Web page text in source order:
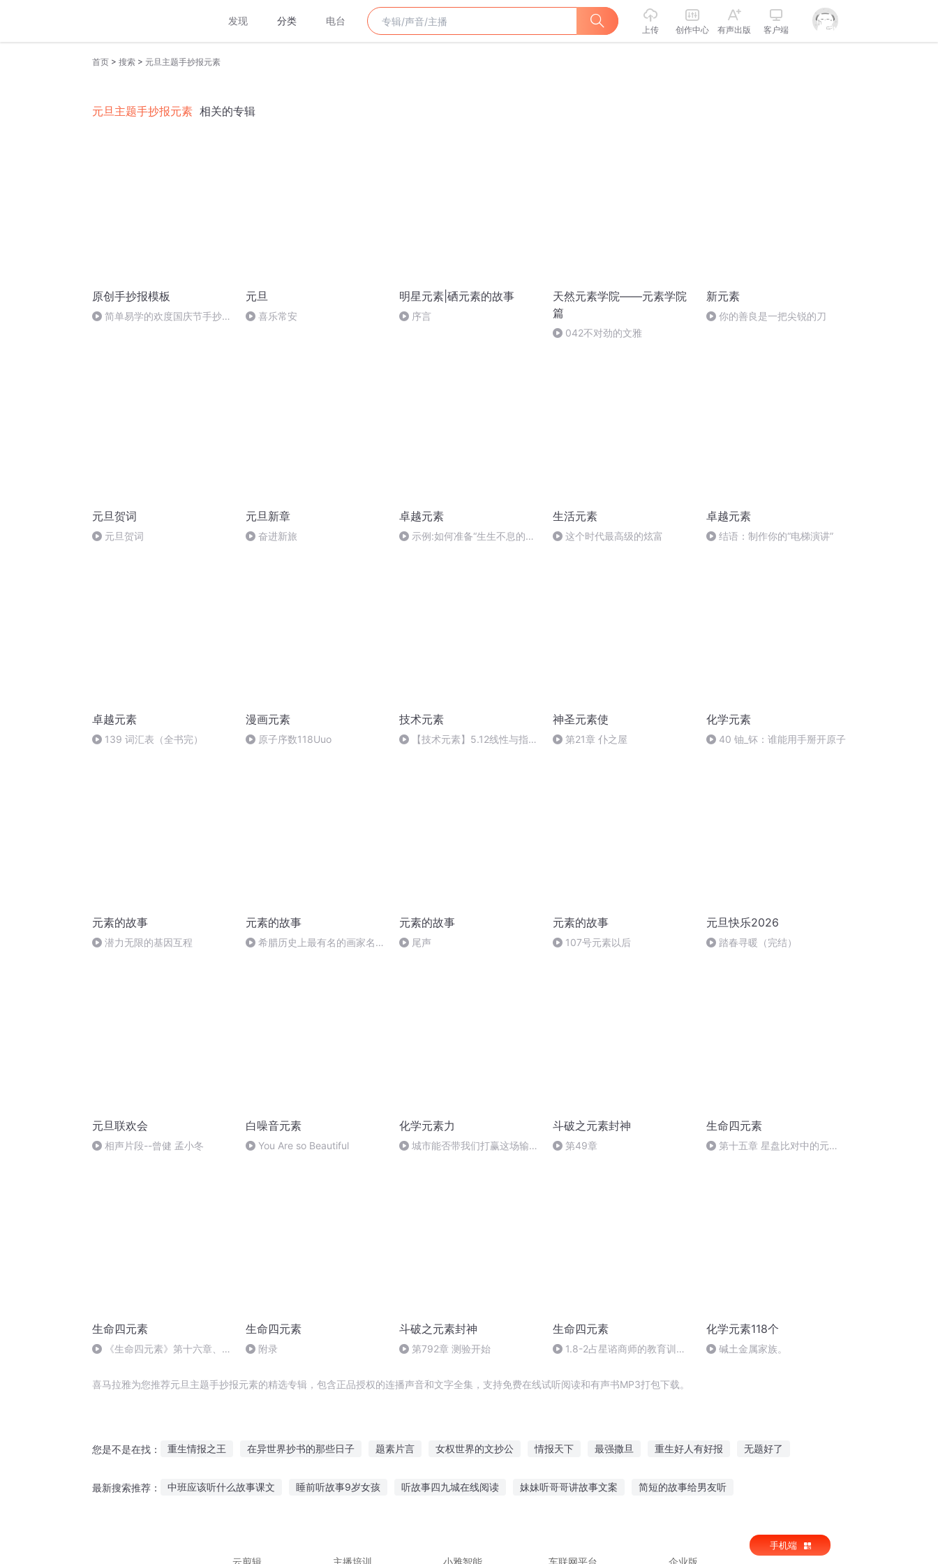
发现 分类 电台
上传 创作中心 有声出版 客户端
首页 > 搜索 > 元旦主题手抄报元素
元旦主题手抄报元素 相关的专辑
原创手抄报模板
简单易学的欢度国庆节手抄报
元旦
喜乐常安
明星元素|硒元素的故事
序言
天然元素学院——元素学院
篇
042不对劲的文雅
新元素
你的善良是一把尖锐的刀
元旦贺词
元旦贺词
元旦新章
奋进新旅
卓越元素
示例:如何准备“生生不息的企
生活元素
这个时代最高级的炫富
卓越元素
结语：制作你的“电梯演讲”
卓越元素
139 词汇表（全书完）
漫画元素
原子序数118Uuo
技术元素
【技术元素】5.12线性与指数
神圣元素使
第21章 仆之屋
化学元素
40 铀_钚：谁能用手掰开原子
元素的故事
潜力无限的基因互程
元素的故事
希腊历史上最有名的画家名叫
元素的故事
尾声
元素的故事
107号元素以后
元旦快乐2026
踏春寻暖（完结）
元旦联欢会
相声片段--曾健 孟小冬
白噪音元素
You Are so Beautiful
化学元素力
城市能否带我们打赢这场输不
斗破之元素封神
第49章
生命四元素
第十五章 星盘比对中的元素
生命四元素
《生命四元素》第十六章、附
生命四元素
附录
斗破之元素封神
第792章 测验开始
生命四元素
1.8-2占星谘商师的教育训练-
化学元素118个
碱土金属家族。
喜马拉雅为您推荐元旦主题手抄报元素的精选专辑，包含正品授权的连播声音和文字全集，支持免费在线试听阅读和有声书MP3打包下载。
您是不是在找： 重生情报之王 在异世界抄书的那些日子 题素片言 女权世界的文抄公 情报天下 最强撒旦 重生好人有好报 无题好了
最新搜索推荐： 中班应该听什么故事课文 睡前听故事9岁女孩 听故事四九城在线阅读 妹妹听哥哥讲故事文案 简短的故事给男友听
云剪辑
主播培训 小雅智能 车联网平台 企业版
手机端